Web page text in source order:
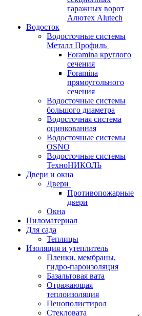
гаражных ворот
Алютех Alutech
Водосток
Водосточные системы
Металл Профиль
Foramina круглого
сечения
Foramina
прямоугольного
сечения
Водосточные системы
большого диаметра
Водосточная система
оцинкованная
Водосточные системы
OSNO
Водосточные системы
ТехноНИКОЛЬ
Двери и окна
Двери
Противопожарные
двери
Окна
Пиломатериал
Для сада
Теплицы
Изоляция и утеплитель
Пленки, мембраны,
гидро-пароизоляция
Базальтовая вата
Отражающая
теплоизоляция
Пенополистирол
Стекловата